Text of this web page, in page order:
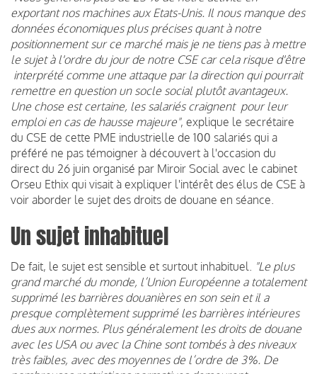
exportant nos machines aux Etats-Unis. Il nous manque des
données économiques plus précises quant à notre
positionnement sur ce marché mais je ne tiens pas à mettre
le sujet à l'ordre du jour de notre CSE car cela risque d'être
interprété comme une attaque par la direction qui pourrait
remettre en question un socle social plutôt avantageux.
Une chose est certaine, les salariés craignent pour leur
emploi en cas de hausse majeure", explique le secrétaire
du CSE de cette PME industrielle de 100 salariés qui a
préféré ne pas témoigner à découvert à l'occasion du
direct du 26 juin organisé par Miroir Social avec le cabinet
Orseu Ethix qui visait à expliquer l'intérêt des élus de CSE à
voir aborder le sujet des droits de douane en séance.
Un sujet inhabituel
De fait, le sujet est sensible et surtout inhabituel.
"Le plus
grand marché du monde, l’Union Européenne a totalement
supprimé les barrières douanières en son sein et il a
presque complètement supprimé les barrières intérieures
dues aux normes. Plus généralement les droits de douane
avec les USA ou avec la Chine sont tombés à des niveaux
très faibles, avec des moyennes de l’ordre de 3%. De